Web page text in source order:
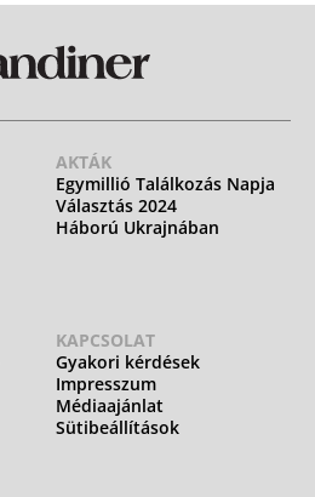
AKTÁK
Egymillió Találkozás Napja
Választás 2024
Háború Ukrajnában
KAPCSOLAT
Gyakori kérdések
Impresszum
Médiaajánlat
Sütibeállítások